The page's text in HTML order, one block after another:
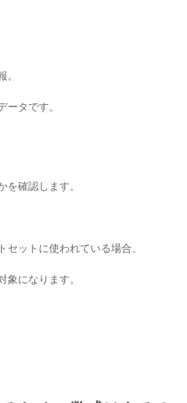
。
ータです。
を確認します。
セットに使われている場合、
象になります。